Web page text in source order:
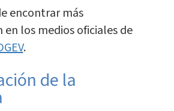
encontrar más
los medios oficiales de
.
de la